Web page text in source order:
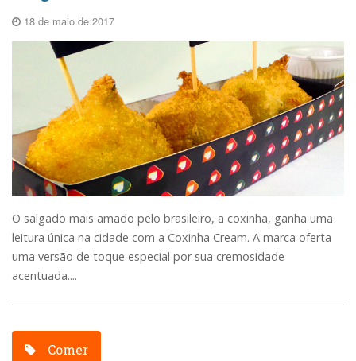
18 de maio de 2017
O salgado mais amado pelo brasileiro, a coxinha, ganha uma
leitura única na cidade com a Coxinha Cream. A marca oferta
uma versão de toque especial por sua cremosidade
acentuada....
Comer